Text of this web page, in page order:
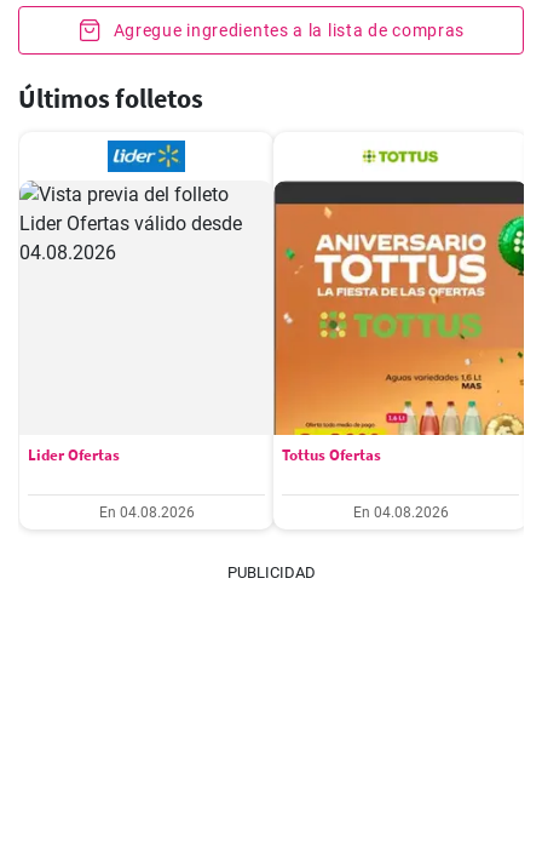
Agregue ingredientes a la lista de compras
Últimos folletos
Lider Ofertas
En 04.08.2026
Tottus Ofertas
En 04.08.2026
PUBLICIDAD